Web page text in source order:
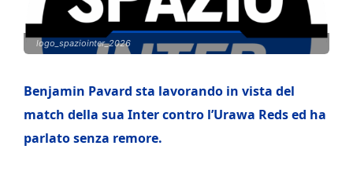
logo_spaziointer_2026
Benjamin Pavard sta lavorando in vista del
match della sua Inter contro l’Urawa Reds ed ha
parlato senza remore.